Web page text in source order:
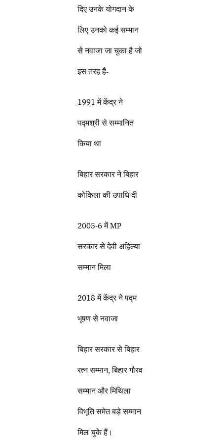
दिए उनके योगदान के
लिए उनको कई सम्मान
से नवाजा जा चुका है जो
इस तरह हैं-
1991 में केंद्र ने
पद्मश्री से सम्मानित
किया था
बिहार सरकार ने बिहार
कोकिला की उपाधि दी
2005-6 में MP
सरकार से देवी अहिल्या
सम्मान मिला
2018 में केंद्र ने पद्म
भूषण से नवाजा
बिहार सरकार से बिहार
रत्न सम्मान, बिहार गौरव
सम्मान और मिथिला
विभूति समेत बड़े सम्मान
मिल चुके हैं।